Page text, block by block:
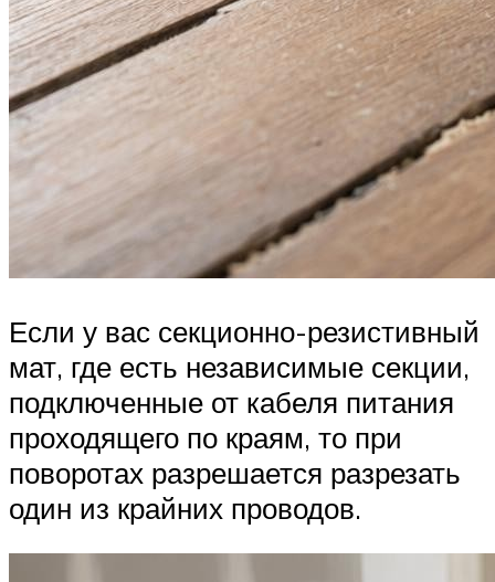
Если у вас секционно-резистивный
мат, где есть независимые секции,
подключенные от кабеля питания
проходящего по краям, то при
поворотах разрешается разрезать
один из крайних проводов.